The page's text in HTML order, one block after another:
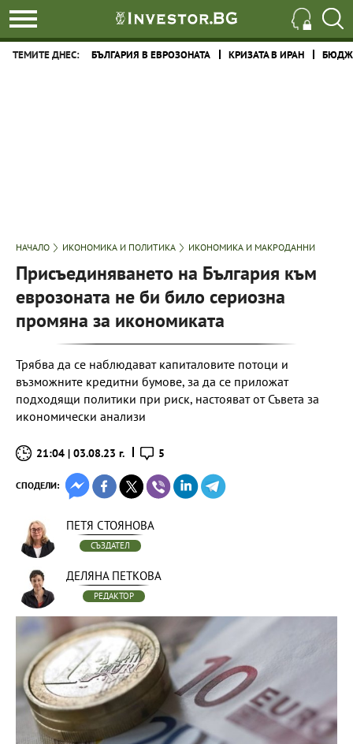
ТЕМИТЕ ДНЕС: БЪЛГАРИЯ В ЕВРОЗОНАТА КРИЗАТА В ИРАН
НАЧАЛО ИКОНОМИКА И ПОЛИТИКА ИКОНОМИКА И МАКРОДАННИ
Присъединяването на България към
еврозоната не би било сериозна
промяна за икономиката
Трябва да се наблюдават капиталовите потоци и
възможните кредитни бумове, за да се приложат
подходящи политики при риск, настояват от Съвета за
икономически анализи
21:04 | 03.08.23 г. 5
СПОДЕЛИ:
ПЕТЯ СТОЯНОВА
СЪЗДАТЕЛ
ДЕЛЯНА ПЕТКОВА
РЕДАКТОР